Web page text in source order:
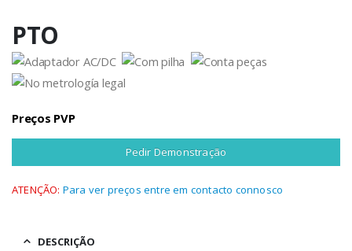
PTO
Preços PVP
Pedir Demonstração
ATENÇÃO: Para ver preços entre em contacto connosco
DESCRIÇÃO